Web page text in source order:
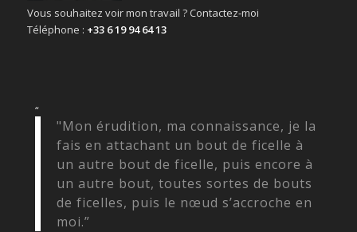
Vous souhaitez voir mon travail ? Contactez-moi
Téléphone : +33 6 19 94 64 13
“
"Mon érudition, ma connaissance, je la
fais en attachant un bout de ficelle à
un autre bout de ficelle, puis encore à
un autre bout, toutes sortes de bouts
de ficelles, puis le nœud s’accroche en
moi.”